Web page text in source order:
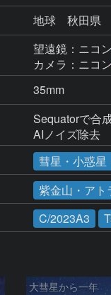
地球 秋田県
望遠鏡：ニコン
カメラ：ニコン
35mm
Sequatorで合
AIノイズ除去
彗星・小惑星
紫金山・アト
C/2023A3
大彗星から一年